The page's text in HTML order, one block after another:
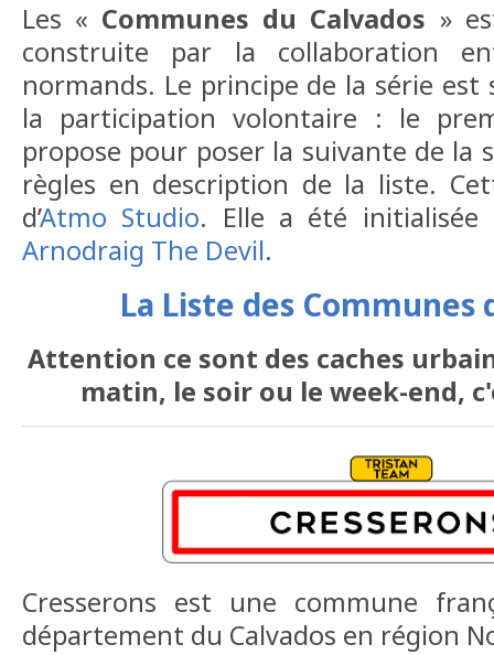
Les « Communes du Calvados »
construite par la collaboration
normands. Le principe de la série
la participation volontaire : le
propose pour poser la suivante de la
règles en description de la liste.
d’Atmo Studio. Elle a été initialisée
Arnodraig The Devil.
La Liste des Communes
Attention ce sont des caches
matin, le soir ou le week-end,
Cresserons est une commune
département du Calvados en région